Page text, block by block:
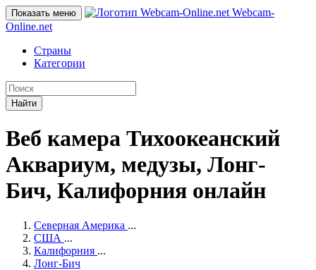
Показать меню
Webcam-
Online.net
Страны
Категории
Найти
Веб камера Тихоокеанский
Аквариум, медузы, Лонг-
Бич, Калифорния онлайн
Северная Америка ...
США ...
Калифорния ...
Лонг-Бич